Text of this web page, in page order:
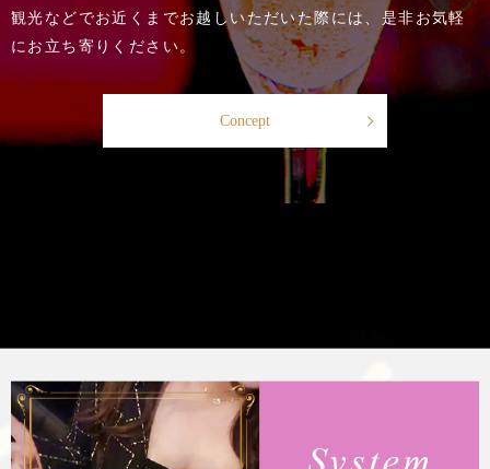
観光などでお近くまでお越しいただいた際には、是非お気軽
にお立ち寄りください。
Concept